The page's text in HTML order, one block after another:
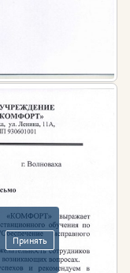
Принять